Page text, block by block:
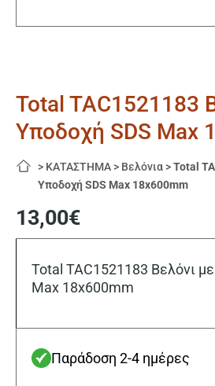
Total TAC1521183
Υποδοχή SDS Max
> ΚΑΤΑΣΤΗΜΑ > Βελόνια >Total
Υποδοχή SDS Max 18x600mm
13,00€
Total TAC1521183 Βελόνι
Max 18x600mm
Παράδοση 2-4 ημέρες